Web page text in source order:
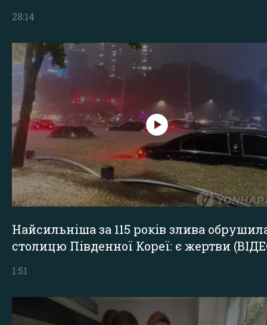
28:14
Найсильніша за 115 років злива
столицю Південної Кореї: є жертви
1:51